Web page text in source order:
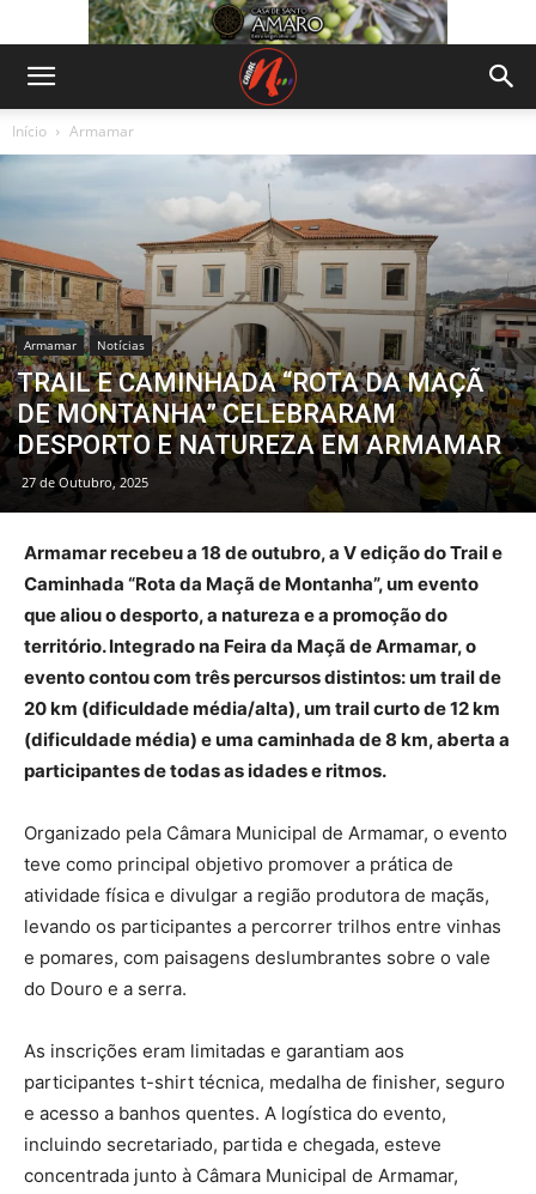
Início Armamar
Armamar Notícias
TRAIL E CAMINHADA “ROTA DA MAÇÃ
DE MONTANHA” CELEBRARAM
DESPORTO E NATUREZA EM ARMAMAR
27 de Outubro, 2025
Armamar recebeu a 18 de outubro, a V edição do Trail e
Caminhada “Rota da Maçã de Montanha”, um evento
que aliou o desporto, a natureza e a promoção do
território. Integrado na Feira da Maçã de Armamar, o
evento contou com três percursos distintos: um trail de
20 km (dificuldade média/alta), um trail curto de 12 km
(dificuldade média) e uma caminhada de 8 km, aberta a
participantes de todas as idades e ritmos.
Organizado pela Câmara Municipal de Armamar, o evento
teve como principal objetivo promover a prática de
atividade física e divulgar a região produtora de maçãs,
levando os participantes a percorrer trilhos entre vinhas
e pomares, com paisagens deslumbrantes sobre o vale
do Douro e a serra.
As inscrições eram limitadas e garantiam aos
participantes t-shirt técnica, medalha de finisher, seguro
e acesso a banhos quentes. A logística do evento,
incluindo secretariado, partida e chegada, esteve
concentrada junto à Câmara Municipal de Armamar,